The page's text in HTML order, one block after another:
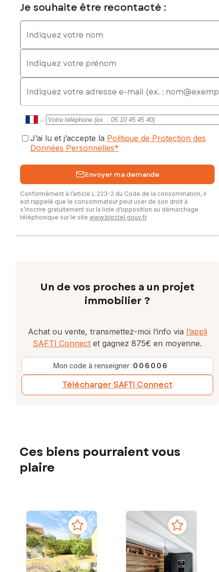
Je souhaite être recontacté :
Indiquez votre nom
Indiquez votre prénom
E-mail
J’ai lu et j’accepte la Politique de Protection des
Données Personnelles*
Envoyer ma demande
Conformément à l’article L.223-2 du Code de la consommation, il
est rappelé que le consommateur peut user de son droit à
s’inscrire gratuitement sur la liste d’opposition au démarchage
téléphonique sur le site www.bloctel.gouv.fr.
Un de vos proches a un projet
immobilier ?
Achat ou vente, transmettez-moi l’info via l’appli
SAFTI Connect et gagnez 875€ en moyenne.
Mon code à renseigner :006006
Télécharger SAFTI Connect
Ces biens pourraient vous
plaire